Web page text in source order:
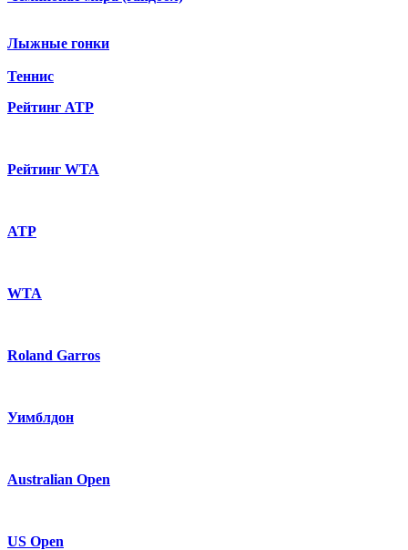
Лыжные гонки
Теннис
Рейтинг ATP
Рейтинг WTA
ATP
WTA
Roland Garros
Уимблдон
Australian Open
US Open